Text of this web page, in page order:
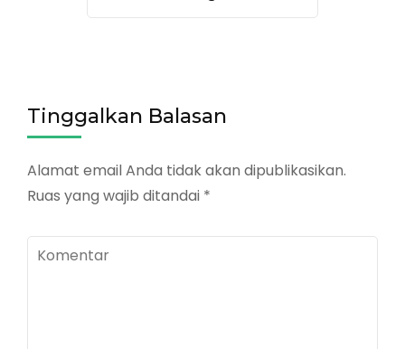
Tinggalkan Balasan
Alamat email Anda tidak akan dipublikasikan.
Ruas yang wajib ditandai *
Komentar